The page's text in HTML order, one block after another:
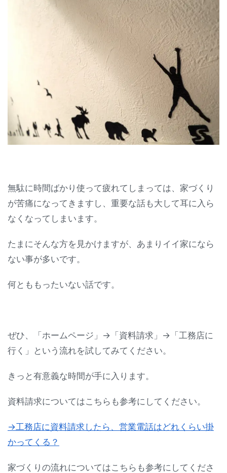
無駄に時間ばかり使って疲れてしまっては、家づくり
が苦痛になってきますし、重要な話も大して耳に入ら
なくなってしまいます。
たまにそんな方を見かけますが、あまりイイ家になら
ない事が多いです。
何とももったいない話です。
ぜひ、「ホームページ」→「資料請求」→「工務店に
行く」という流れを試してみてください。
きっと有意義な時間が手に入ります。
資料請求についてはこちらも参考にしてください。
→工務店に資料請求したら、営業電話はどれくらい掛
かってくる？
家づくりの流れについてはこちらも参考にしてくださ